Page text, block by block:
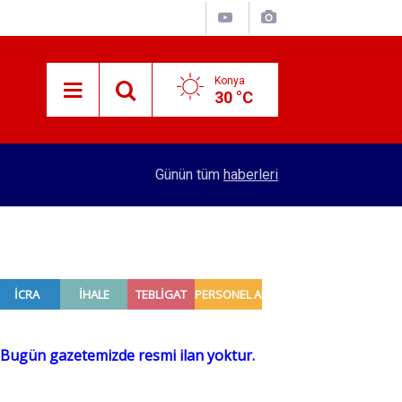
Konya
30 °C
Devlet ve Din Arasında
Günün tüm haberleri